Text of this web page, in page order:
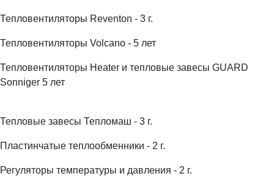
Тепловентиляторы Reventon - 3 г.
Тепловентиляторы Volcano - 5 лет
Тепловентиляторы Heater и тепловые завесы GUARD
Sonniger 5 лет
Тепловые завесы Тепломаш - 3 г.
Пластинчатые теплообменники - 2 г.
Регуляторы температуры и давления - 2 г.